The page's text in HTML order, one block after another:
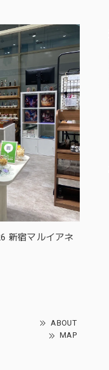
新宿マルイアネ
ABOUT
MAP